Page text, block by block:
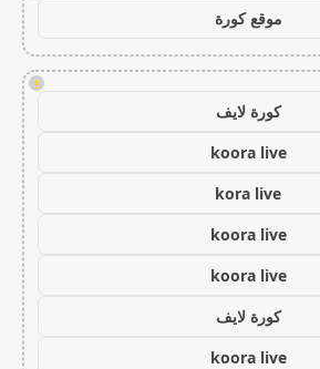
موقع كورة
!
كورة لايف
koora live
kora live
koora live
koora live
كورة لايف
koora live